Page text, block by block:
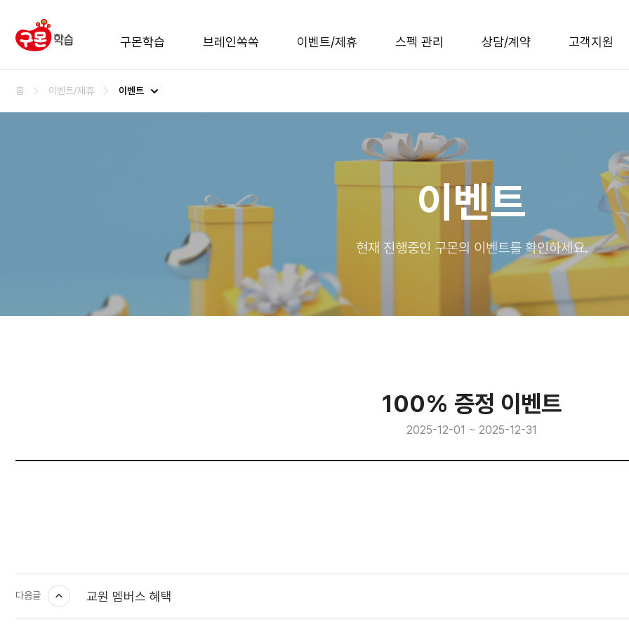
구몬학습 브레인쏙쏙 이벤트/제휴 스펙 관리 상담/계약 고객지원
홈 이벤트/제휴 이벤트
이벤트
현재 진행중인 구몬의 이벤트를 확인하세요.
100% 증정 이벤트
2025-12-01 ~ 2025-12-31
다음글 교원 멤버스 혜택